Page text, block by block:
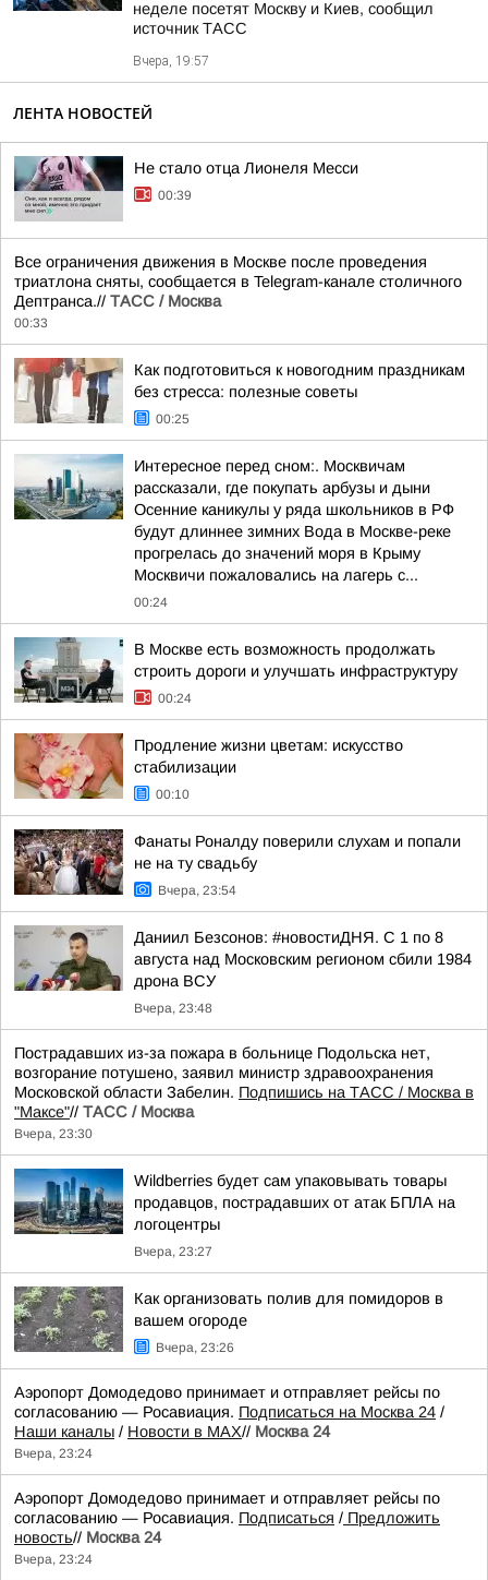
неделе посетят Москву и Киев, сообщил
источник ТАСС
Вчера, 19:57
ЛЕНТА НОВОСТЕЙ
Не стало отца Лионеля Месси
00:39
Все ограничения движения в Москве после проведения
триатлона сняты, сообщается в Telegram-канале столичного
Дептранса.// ТАСС / Москва
00:33
Как подготовиться к новогодним праздникам
без стресса: полезные советы
00:25
Интересное перед сном:. Москвичам
рассказали, где покупать арбузы и дыни
Осенние каникулы у ряда школьников в РФ
будут длиннее зимних Вода в Москве-реке
прогрелась до значений моря в Крыму
Москвичи пожаловались на лагерь с...
00:24
В Москве есть возможность продолжать
строить дороги и улучшать инфраструктуру
00:24
Продление жизни цветам: искусство
стабилизации
00:10
Фанаты Роналду поверили слухам и попали
не на ту свадьбу
Вчера, 23:54
Даниил Безсонов: #новостиДНЯ. С 1 по 8
августа над Московским регионом сбили 1984
дрона ВСУ
Вчера, 23:48
Пострадавших из-за пожара в больнице Подольска нет,
возгорание потушено, заявил министр здравоохранения
Московской области Забелин. Подпишись на ТАСС / Москва в
"Максе"// ТАСС / Москва
Вчера, 23:30
Wildberries будет сам упаковывать товары
продавцов, пострадавших от атак БПЛА на
логоцентры
Вчера, 23:27
Как организовать полив для помидоров в
вашем огороде
Вчера, 23:26
Аэропорт Домодедово принимает и отправляет рейсы по
согласованию — Росавиация. Подписаться на Москва 24 /
Наши каналы / Новости в MAX// Москва 24
Вчера, 23:24
Аэропорт Домодедово принимает и отправляет рейсы по
согласованию — Росавиация. Подписаться / Предложить
новость// Москва 24
Вчера, 23:24